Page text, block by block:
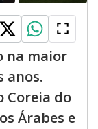
na maior
anos.
Coreia do
Árabes e